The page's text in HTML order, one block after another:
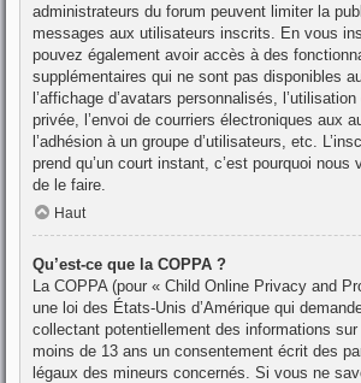
administrateurs du forum peuvent limiter la
messages aux utilisateurs inscrits. En vous
pouvez également avoir accès à des
supplémentaires qui ne sont pas disponibles
l’affichage d’avatars personnalisés,
privée, l’envoi de courriers électroniques aux
l’adhésion à un groupe d’utilisateurs, etc.
prend qu’un court instant, c’est pourquoi nous
de le faire.
Haut
Qu’est-ce que la COPPA ?
La COPPA (pour « Child Online Privacy and
une loi des États-Unis d’Amérique qui
collectant potentiellement des informations
moins de 13 ans un consentement écrit des
légaux des mineurs concernés. Si vous ne